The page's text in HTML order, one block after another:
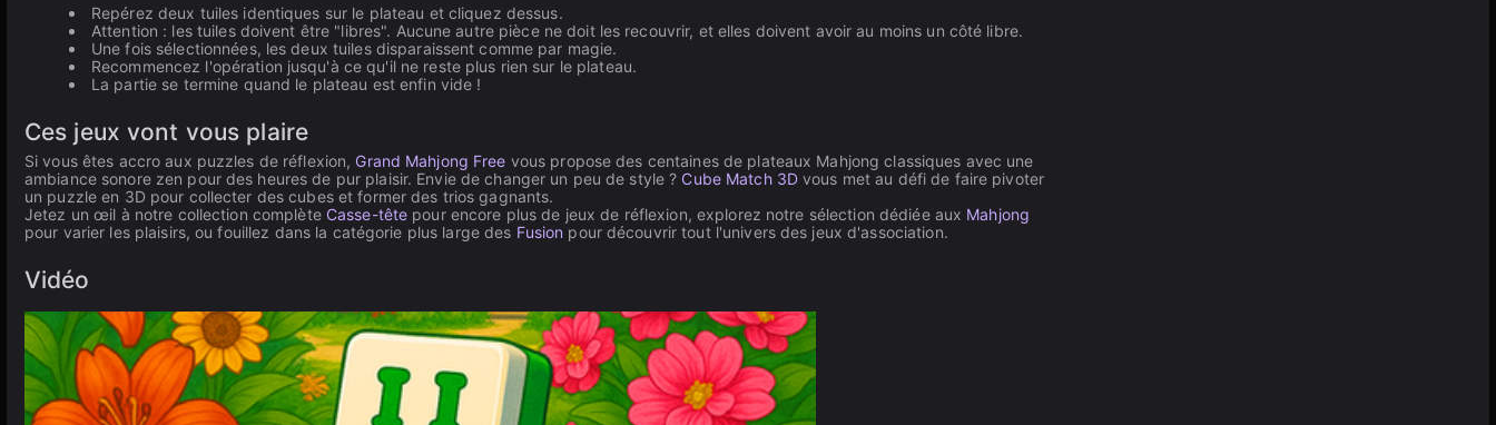
Repérez deux tuiles identiques sur le plateau et cliquez dessus.
Attention : les tuiles doivent être "libres". Aucune autre pièce ne doit les recouvrir, et elles doivent avoir au moins un côté libre.
Une fois sélectionnées, les deux tuiles disparaissent comme par magie.
Recommencez l'opération jusqu'à ce qu'il ne reste plus rien sur le plateau.
La partie se termine quand le plateau est enfin vide !
Ces jeux vont vous plaire
Si vous êtes accro aux puzzles de réflexion, Grand Mahjong Free vous propose des centaines de plateaux Mahjong classiques avec une
ambiance sonore zen pour des heures de pur plaisir. Envie de changer un peu de style ? Cube Match 3D vous met au défi de faire pivoter
un puzzle en 3D pour collecter des cubes et former des trios gagnants.
Jetez un œil à notre collection complète Casse-tête pour encore plus de jeux de réflexion, explorez notre sélection dédiée aux Mahjong
pour varier les plaisirs, ou fouillez dans la catégorie plus large des Fusion pour découvrir tout l'univers des jeux d'association.
Vidéo